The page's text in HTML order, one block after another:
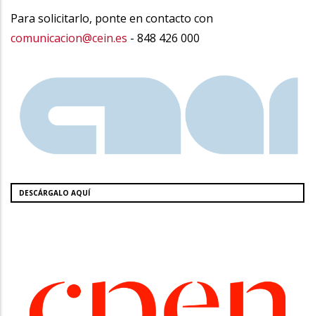
Para solicitarlo, ponte en contacto con
comunicacion@cein.es - 848 426 000
DESCÁRGALO AQUÍ